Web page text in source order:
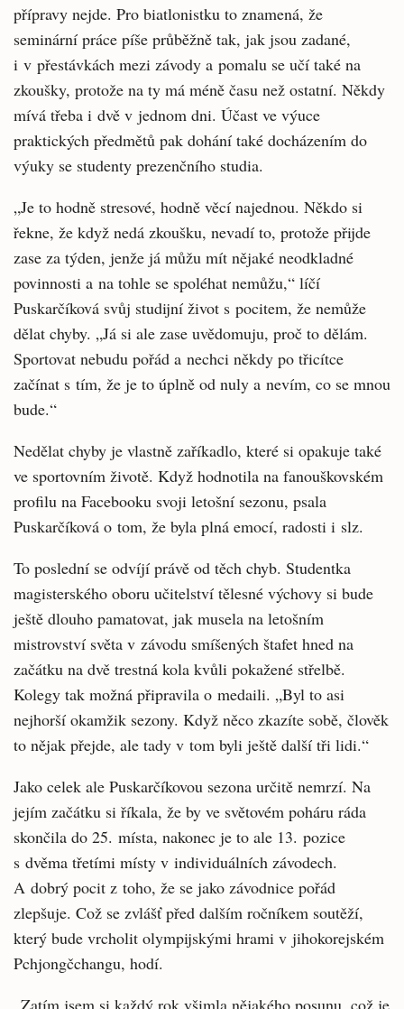
přípravy nejde. Pro biatlonistku to znamená, že
seminární práce píše průběžně tak, jak jsou zadané,
i v přestávkách mezi závody a pomalu se učí také na
zkoušky, protože na ty má méně času než ostatní. Někdy
mívá třeba i dvě v jednom dni. Účast ve výuce
praktických předmětů pak dohání také docházením do
výuky se studenty prezenčního studia.
„Je to hodně stresové, hodně věcí najednou. Někdo si
řekne, že když nedá zkoušku, nevadí to, protože přijde
zase za týden, jenže já můžu mít nějaké neodkladné
povinnosti a na tohle se spoléhat nemůžu,“ líčí
Puskarčíková svůj studijní život s pocitem, že nemůže
dělat chyby. „Já si ale zase uvědomuju, proč to dělám.
Sportovat nebudu pořád a nechci někdy po třicítce
začínat s tím, že je to úplně od nuly a nevím, co se mnou
bude.“
Nedělat chyby je vlastně zaříkadlo, které si opakuje také
ve sportovním životě. Když hodnotila na fanouškovském
profilu na Facebooku svoji letošní sezonu, psala
Puskarčíková o tom, že byla plná emocí, radosti i slz.
To poslední se odvíjí právě od těch chyb. Studentka
magisterského oboru učitelství tělesné výchovy si bude
ještě dlouho pamatovat, jak musela na letošním
mistrovství světa v závodu smíšených štafet hned na
začátku na dvě trestná kola kvůli pokažené střelbě.
Kolegy tak možná připravila o medaili. „Byl to asi
nejhorší okamžik sezony. Když něco zkazíte sobě, člověk
to nějak přejde, ale tady v tom byli ještě další tři lidi.“
Jako celek ale Puskarčíkovou sezona určitě nemrzí. Na
jejím začátku si říkala, že by ve světovém poháru ráda
skončila do 25. místa, nakonec je to ale 13. pozice
s dvěma třetími místy v individuálních závodech.
A dobrý pocit z toho, že se jako závodnice pořád
zlepšuje. Což se zvlášť před dalším ročníkem soutěží,
který bude vrcholit olympijskými hrami v jihokorejském
Pchjongčchangu, hodí.
„Zatím jsem si každý rok všimla nějakého posunu, což je